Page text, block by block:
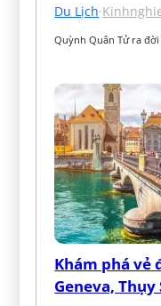
Du Lịch·
Quỳnh Quân Tử ra
Khám phá vẻ
Geneva, Thụy